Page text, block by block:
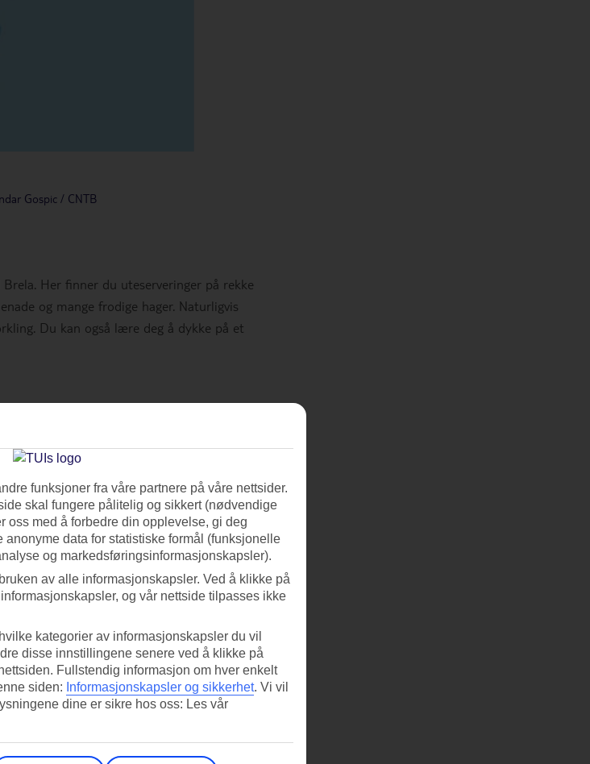
Gospic / CNTB
Her finner du uteserveringer på rekke
og mange frodige hager. Naturligvis
Du kan også lære deg å dykke på et
fjell, frodig skog og Adriaterhavet. Selve
rullesteinstrand med krystallklart vann. I
og luksusyachter. Havnepromenaden
å ta ferge fra Makarska-rivieraen til øyene
funksjoner fra våre partnere på våre nettsider.
skal fungere pålitelig og sikkert (nødvendige
oss med å forbedre din opplevelse, gi deg
data for statistiske formål (funksjonelle
og markedsføringsinformasjonskapsler).
av alle informasjonskapsler. Ved å klikke på
og vår nettside tilpasses ikke
kategorier av informasjonskapsler du vil
disse innstillingene senere ved å klikke på
Fullstendig informasjon om hver enkelt
siden: Informasjonskapsler og sikkerhet. Vi vil
dine er sikre hos oss: Les vår